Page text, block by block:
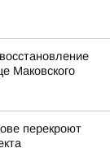
Маковского
перекроют